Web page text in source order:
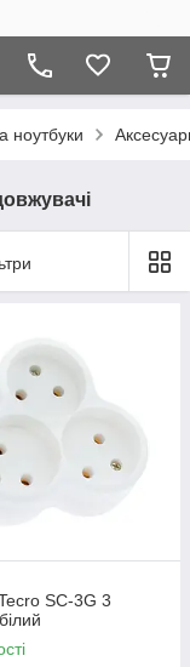
ноутбуки
SC-3G 3